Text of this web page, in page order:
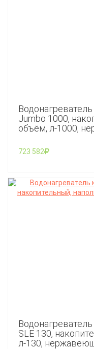
Jumbo 1000,
объём, л-1000,
723 582
SLE 130,
л-130,